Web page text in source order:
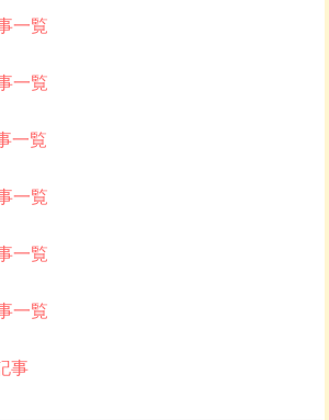
一覧
一覧
一覧
一覧
一覧
一覧
事